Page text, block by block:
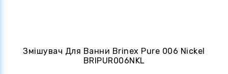
Змішувач Для Ванни Brinex Pure 006 Nickel
BRIPUR006NKL